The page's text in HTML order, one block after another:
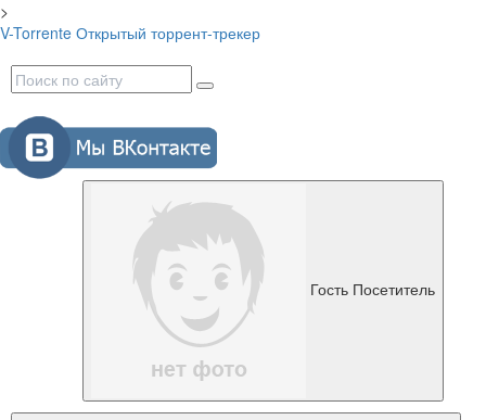
>
V-Torrente Открытый торрент-трекер
Гость Посетитель